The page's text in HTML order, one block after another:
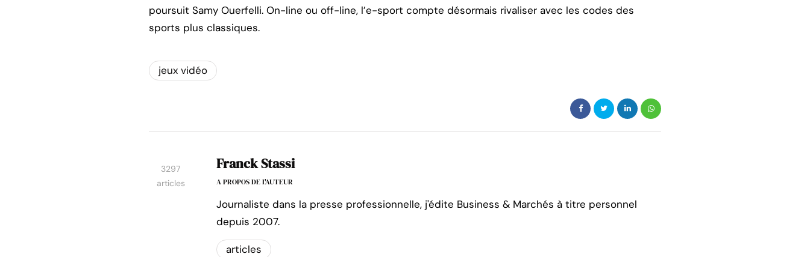
poursuit Samy Ouerfelli. On-line ou off-line, l’e-sport compte désormais rivaliser avec les codes des
sports plus classiques.
jeux vidéo
3297
articles
Franck Stassi
A PROPOS DE L'AUTEUR
Journaliste dans la presse professionnelle, j'édite Business & Marchés à titre personnel
depuis 2007.
articles